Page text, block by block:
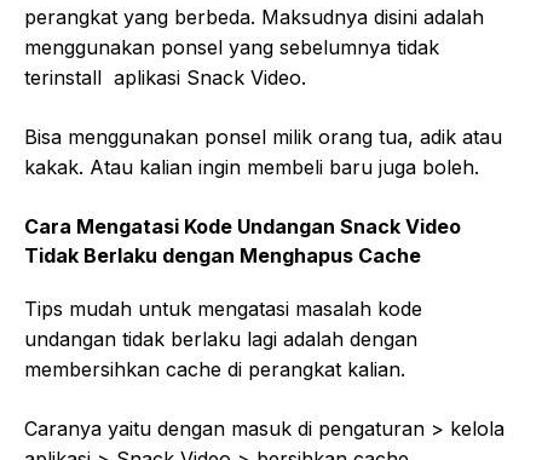
perangkat yang berbeda. Maksudnya disini adalah
menggunakan ponsel yang sebelumnya tidak
terinstall aplikasi Snack Video.
Bisa menggunakan ponsel milik orang tua, adik atau
kakak. Atau kalian ingin membeli baru juga boleh.
Cara Mengatasi Kode Undangan Snack Video
Tidak Berlaku dengan Menghapus Cache
Tips mudah untuk mengatasi masalah kode
undangan tidak berlaku lagi adalah dengan
membersihkan cache di perangkat kalian.
Caranya yaitu dengan masuk di pengaturan > kelola